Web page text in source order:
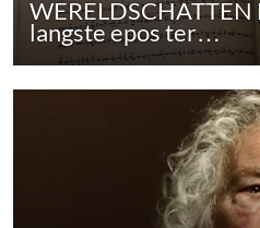
WERELDSCHATTEN
langste epos ter…